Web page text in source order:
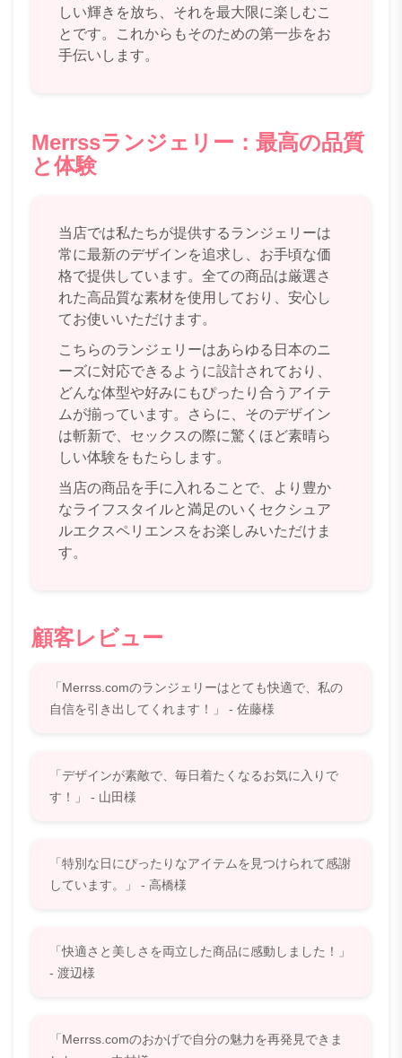
しい輝きを放ち、それを最大限に楽しむこ
とです。これからもそのための第一歩をお
手伝いします。
Merrssランジェリー：最高の品質
と体験
当店では私たちが提供するランジェリーは
常に最新のデザインを追求し、お手頃な価
格で提供しています。全ての商品は厳選さ
れた高品質な素材を使用しており、安心し
てお使いいただけます。
こちらのランジェリーはあらゆる日本のニ
ーズに対応できるように設計されており、
どんな体型や好みにもぴったり合うアイテ
ムが揃っています。さらに、そのデザイン
は斬新で、セックスの際に驚くほど素晴ら
しい体験をもたらします。
当店の商品を手に入れることで、より豊か
なライフスタイルと満足のいくセクシュア
ルエクスペリエンスをお楽しみいただけま
す。
顧客レビュー
「Merrss.comのランジェリーはとても快適で、私の
自信を引き出してくれます！」 - 佐藤様
「デザインが素敵で、毎日着たくなるお気に入りで
す！」 - 山田様
「特別な日にぴったりなアイテムを見つけられて感謝
しています。」 - 高橋様
「快適さと美しさを両立した商品に感動しました！」
- 渡辺様
「Merrss.comのおかげで自分の魅力を再発見できま